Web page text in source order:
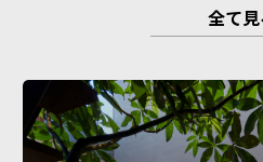
全て見